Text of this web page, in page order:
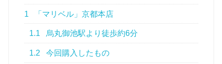
1 「マリベル」京都本店
1.1 烏丸御池駅より徒歩約6分
1.2 今回購入したもの